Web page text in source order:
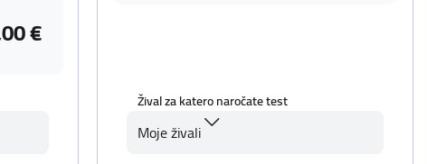
€
Žival za katero naročate test
Moje živali